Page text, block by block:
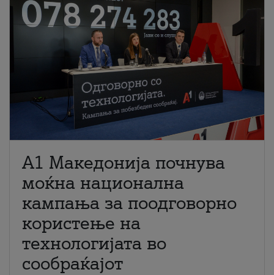
A1 Македонија почнува
моќна национална
кампања за поодговорно
користење на
технологијата во
сообраќајот